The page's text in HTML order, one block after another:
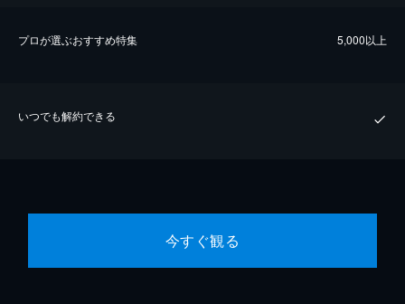
プロが選ぶおすすめ特集 5,000以上
いつでも解約できる
今すぐ観る